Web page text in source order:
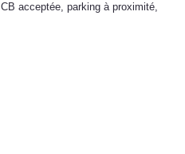
CB acceptée, parking à proximité,